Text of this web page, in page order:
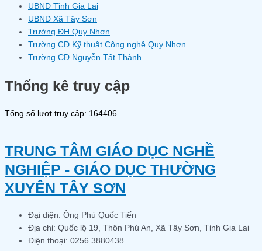
UBND Tỉnh Gia Lai
UBND Xã Tây Sơn
Trường ĐH Quy Nhơn
Trường CĐ Kỹ thuật Công nghệ Quy Nhơn
Trường CĐ Nguyễn Tất Thành
Thống kê truy cập
Tổng số lượt truy cập: 164406
TRUNG TÂM GIÁO DỤC NGHỀ
NGHIỆP - GIÁO DỤC THƯỜNG
XUYÊN TÂY SƠN
Đại diện: Ông Phù Quốc Tiến
Địa chỉ: Quốc lộ 19, Thôn Phú An, Xã Tây Sơn, Tỉnh Gia Lai
Điện thoại: 0256.3880438.